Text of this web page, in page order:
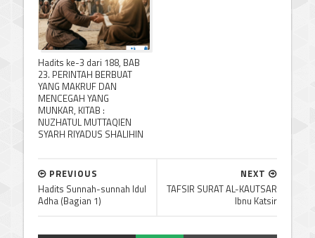
Hadits ke-3 dari 188, BAB
23. PERINTAH BERBUAT
YANG MAKRUF DAN
MENCEGAH YANG
MUNKAR, KITAB :
NUZHATUL MUTTAQIEN
SYARH RIYADUS SHALIHIN
NEXT
TAFSIR SURAT AL-KAUTSAR
Ibnu Katsir
PREVIOUS
Hadits Sunnah-sunnah Idul
Adha (Bagian 1)